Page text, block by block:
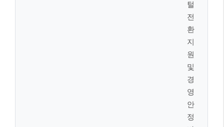
의료급여 부양의무자 기준이 폐지되어, 부모
의 의료급여 수급 여부를 자녀 소득과 무관하게 판
단하게 됩니다. 이는 복지 사각지대를 해소하고 더
많은 저소득층이 의료 혜택을 받을 수 있도록 돕는